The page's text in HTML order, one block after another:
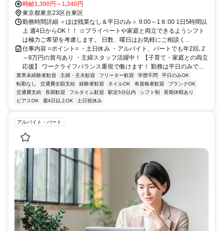
時給1,300円～1,340円
東京都東京23区台東区
勤務時間詳細 ＜ほぼ残業なし＆平日のみ＞ 9:00～1８:00 1日5時間以
上 週4日からOK！！ ☆プライベートや家庭と両立できるようシフト
は極力ご希望を考慮します。 日数、曜日はお気軽にご相談く...
仕事内容 =ポイント= ・土日休み ・アルバイト、パートでも年2回､2
～8万円の賞与あり ・主婦スタッフ活躍中！ 【子育て・家庭との両立
応援】 ワークライフバランス重視で働けます！ 勤務は平日のみで...
業界未経験者歓迎 主婦・主夫歓迎 フリーター歓迎 学歴不問
平日のみOK
転勤なし
交通費全額支給 経験者歓迎 ネイルOK 有資格者歓迎
ブランクOK
交通費支給
長期歓迎 フルタイム歓迎 駅近5分以内 シフト制
長期休暇あり
ピアスOK
週4日以上OK 土日祝休み
アルバイト・パート